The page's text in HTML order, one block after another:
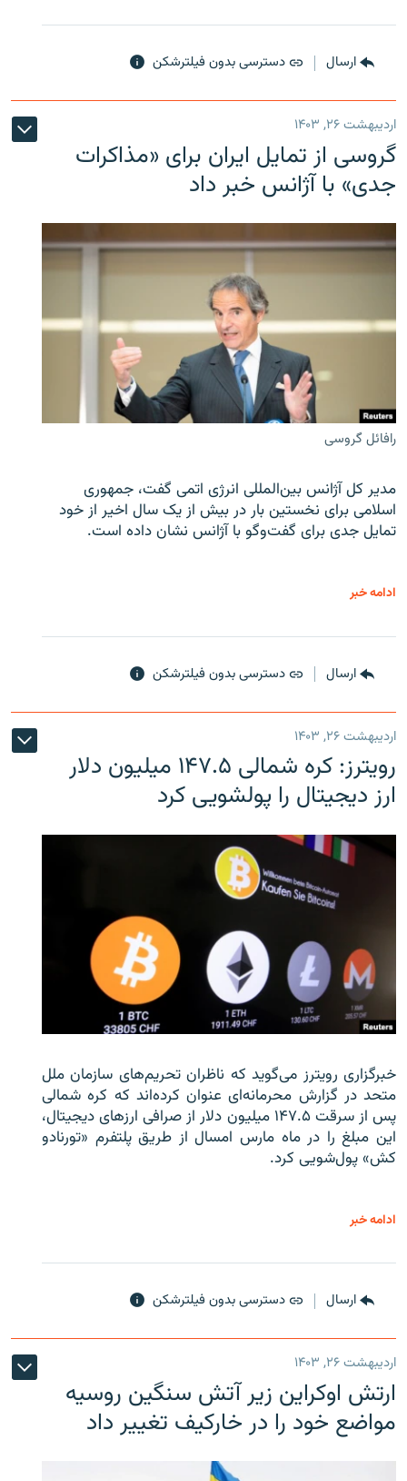
ارسال دسترسی بدون فیلترشکن
اردیبهشت ۲۶, ۱۴۰۳
گروسی از تمایل ایران برای «مذاکرات
جدی» با آژانس خبر داد
رافائل گروسی
مدیر کل آژانس بین‌المللی انرژی اتمی گفت، جمهوری
اسلامی برای نخستین بار در بیش از یک سال اخیر از خود
تمایل جدی برای گفت‌وگو با آژانس نشان داده است.
ادامه خبر
ارسال دسترسی بدون فیلترشکن
اردیبهشت ۲۶, ۱۴۰۳
رویترز: کره شمالی ۱۴۷.۵ میلیون دلار
ارز دیجیتال را پولشویی کرد
خبرگزاری رویترز می‌گوید که ناظران تحریم‌های سازمان ملل
متحد در گزارش محرمانه‌ای عنوان کرده‌اند که کره شمالی
پس از سرقت ۱۴۷.۵ میلیون دلار از صرافی ارزهای دیجیتال،
این مبلغ را در ماه مارس امسال از طریق پلتفرم «تورنادو
کش» پول‌شویی کرد.
ادامه خبر
ارسال دسترسی بدون فیلترشکن
اردیبهشت ۲۶, ۱۴۰۳
ارتش اوکراین زیر آتش سنگین روسیه
مواضع خود را در خارکیف تغییر داد